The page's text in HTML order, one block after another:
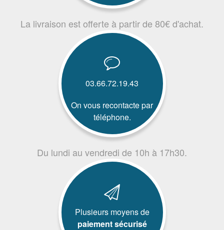
La livraison est offerte à partir de 80€ d'achat.
03.66.72.19.43
On vous recontacte par
téléphone.
Du lundi au vendredi de 10h à 17h30.
Plusieurs moyens de
paiement sécurisé